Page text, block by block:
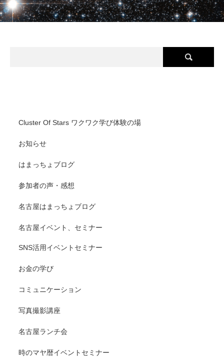
Cluster Of Stars ワクワク学び体験の場
お知らせ
はまっちょブログ
参加者の声・感想
名古屋はまっちょブログ
名古屋イベント、セミナー
SNS活用イベントセミナー
お金の学び
コミュニケーション
写真撮影講座
名古屋ランチ会
時のマヤ暦イベントセミナー